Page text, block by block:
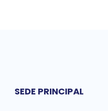
SEDE PRINCIPAL